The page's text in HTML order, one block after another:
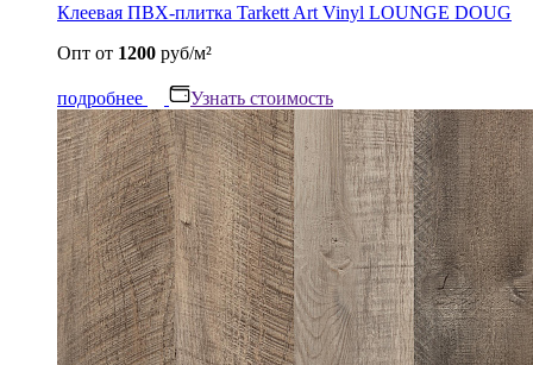
Клеевая ПВХ-плитка Tarkett Art Vinyl LOUNGE DOUG
Опт от 1200 руб/м²
подробнее Узнать стоимость